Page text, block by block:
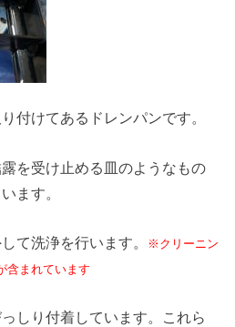
付けてあるドレンパンです。
を受け止める皿のようなもの
ます。
て洗浄を行います。
※クリーニン
含まれています
しり付着しています。これら